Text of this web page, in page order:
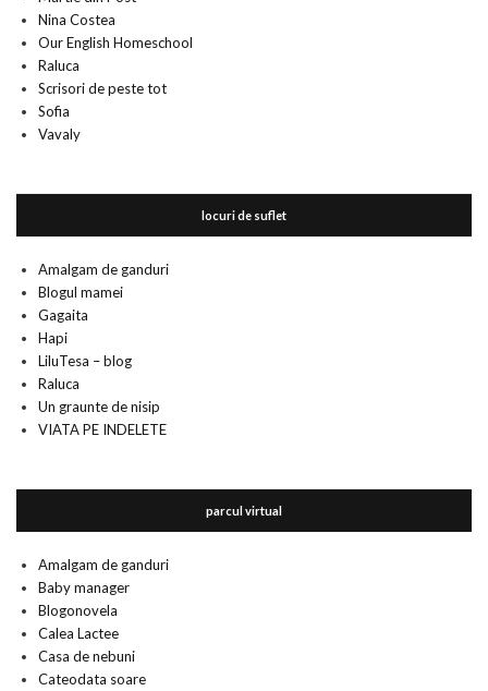
Nina Costea
Our English Homeschool
Raluca
Scrisori de peste tot
Sofia
Vavaly
locuri de suflet
Amalgam de ganduri
Blogul mamei
Gagaita
Hapi
LiluTesa – blog
Raluca
Un graunte de nisip
VIATA PE INDELETE
parcul virtual
Amalgam de ganduri
Baby manager
Blogonovela
Calea Lactee
Casa de nebuni
Cateodata soare